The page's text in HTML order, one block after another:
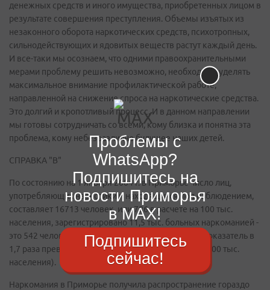
денежных средств и иного имущества, приобретенных лицом в
результате совершения преступления. Объемы изъятых из
незаконного оборота наркотических средств, психотропных,
сильнодействующих и ядовитых веществ растут каждый день.
И все-таки мы осознаем, что одними правоохранительными
мерами проблему решить невозможно, необходимо уделять
максимальное внимание профилактической работе,
направленной на снижение спроса на наркотические средства.
Это долгий и кропотливый процесс. И в данном направлении
мы готовы сотрудничать со всеми, кому близка и понятна эта
проблема, кому небезразлично будущее наших детей.
СПРАВКА "В"
По состоянию на 1 января 2004 г. в Приморье число лиц,
употребляющих наркотики и находящихся под наблюдением,
составляет 16713 человек, или 786 в расчете на 100 тыс.
населения, зарегистрировано 11,5 тыс. больных наркоманией -
это 542 человека на 100 тыс. населения. Данный показатель в
1,7 раза превышает общероссийский (310 чел. на 100 тыс.
населения).
Наркомания в Приморье получила распространение гораздо
Проблемы с
WhatsApp?
Подпишитесь на
новости Приморья
в MAX!
Подпишитесь
сейчас!